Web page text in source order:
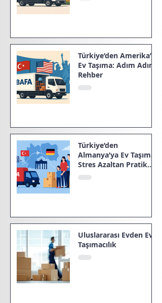
Türkiye’den Amerika’ya
Ev Taşıma: Adım Adım
Rehber
Türkiye’den
Almanya’ya Ev Taşıma:
Stres Azaltan Pratik
Rehber
Uluslararası Evden Eve
Taşımacılık